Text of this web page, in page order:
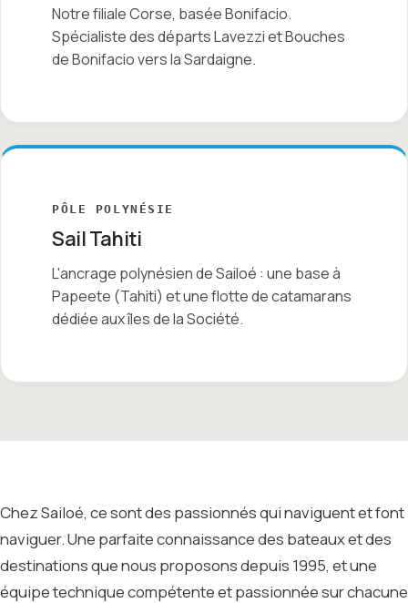
Notre filiale Corse, basée Bonifacio.
Spécialiste des départs Lavezzi et Bouches
de Bonifacio vers la Sardaigne.
PÔLE POLYNÉSIE
Sail Tahiti
L'ancrage polynésien de Sailoé : une base à
Papeete (Tahiti) et une flotte de catamarans
dédiée aux îles de la Société.
Chez Sailoé, ce sont des passionnés qui naviguent et font
naviguer. Une parfaite connaissance des bateaux et des
destinations que nous proposons depuis 1995, et une
équipe technique compétente et passionnée sur chacune